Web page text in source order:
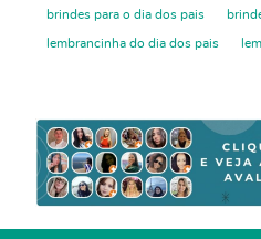
brindes para o dia dos pais
lembrancinha do dia dos pais